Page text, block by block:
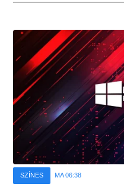
SZÍNES MA 06:38